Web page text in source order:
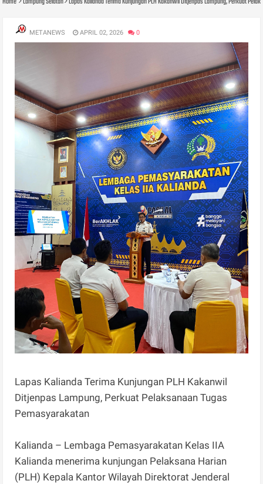
METANEWS APRIL 02, 2026 0
Lapas Kalianda Terima Kunjungan PLH Kakanwil
Ditjenpas Lampung, Perkuat Pelaksanaan Tugas
Pemasyarakatan
Kalianda – Lembaga Pemasyarakatan Kelas IIA
Kalianda menerima kunjungan Pelaksana Harian
(PLH) Kepala Kantor Wilayah Direktorat Jenderal